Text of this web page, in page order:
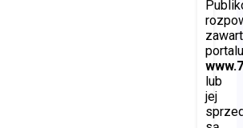
lub
jej